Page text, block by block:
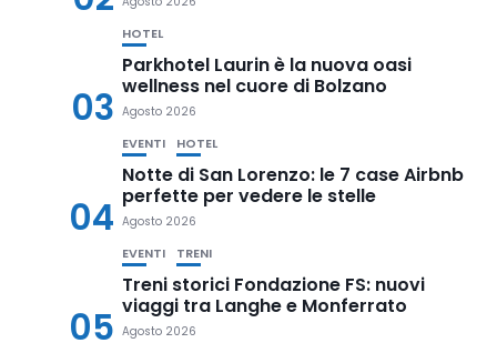
03
HOTEL
Parkhotel Laurin è la nuova oasi
wellness nel cuore di Bolzano
Agosto 2026
04
EVENTI HOTEL
Notte di San Lorenzo: le 7 case Airbnb
perfette per vedere le stelle
Agosto 2026
05
EVENTI TRENI
Treni storici Fondazione FS: nuovi
viaggi tra Langhe e Monferrato
Agosto 2026